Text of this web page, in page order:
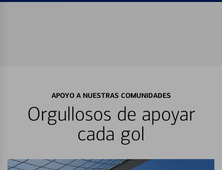
APOYO A NUESTRAS COMUNIDADES
Orgullosos de apoyar
cada gol